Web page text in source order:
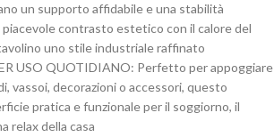
un supporto affidabile e una stabilità
contrasto estetico con il calore del
uno stile industriale raffinato
USO QUOTIDIANO: Perfetto per appoggiare
vassoi, decorazioni o accessori, questo
pratica e funzionale per il soggiorno, il
relax della casa